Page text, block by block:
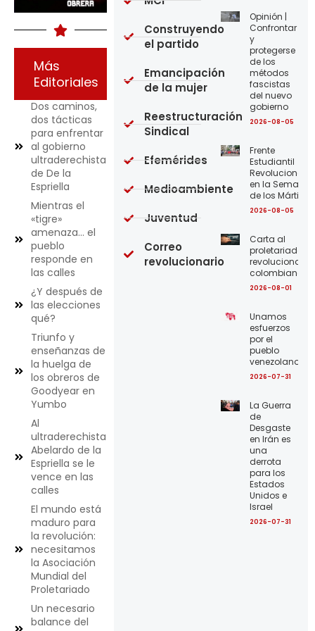
Más
Editoriales
Dos caminos,
dos tácticas
para enfrentar
al gobierno
ultraderechista
de De la
Espriella
Mientras el
«tigre»
amenaza… el
pueblo
responde en
las calles
¿Y después de
las elecciones
qué?
Triunfo y
enseñanzas de
la huelga de
los obreros de
Goodyear en
Yumbo
Al
ultraderechista
Abelardo de la
Espriella se le
vence en las
calles
El mundo está
maduro para
la revolución:
necesitamos
la Asociación
Mundial del
Proletariado
Un necesario
balance del
Opinión |
Confrontar
y
protegerse
de los
métodos
fascistas
del nuevo
gobierno
2026-08-05
Frente
Estudiantil
Revolucionario
en la Semana
de los Mártires
2026-08-05
Carta al
proletariado
revolucionario
colombiano
2026-08-01
Unamos
esfuerzos
por el
pueblo
venezolano
2026-07-31
La Guerra
de
Desgaste
en Irán es
una
derrota
para los
Estados
Unidos e
Israel
2026-07-31
Construyendo
el partido
Emancipación
de la mujer
Reestructuración
Sindical
Efemérides
Medioambiente
Juventud
Correo
revolucionario